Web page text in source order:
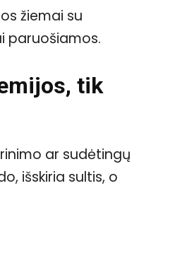
žiemai su
paruošiamos.
tik
ar sudėtingų
išskiria sultis, o